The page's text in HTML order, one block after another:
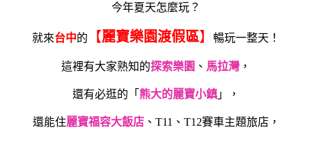
今年夏天怎麼玩？
就來台中的 【麗寶樂園渡假區】 暢玩一整天！
這裡有大家熟知的探索樂園 、 馬拉灣 ，
還有必逛的「 熊大的麗寶小鎮 」，
還能住麗寶福容大飯店、T11、T12賽車主題旅店，